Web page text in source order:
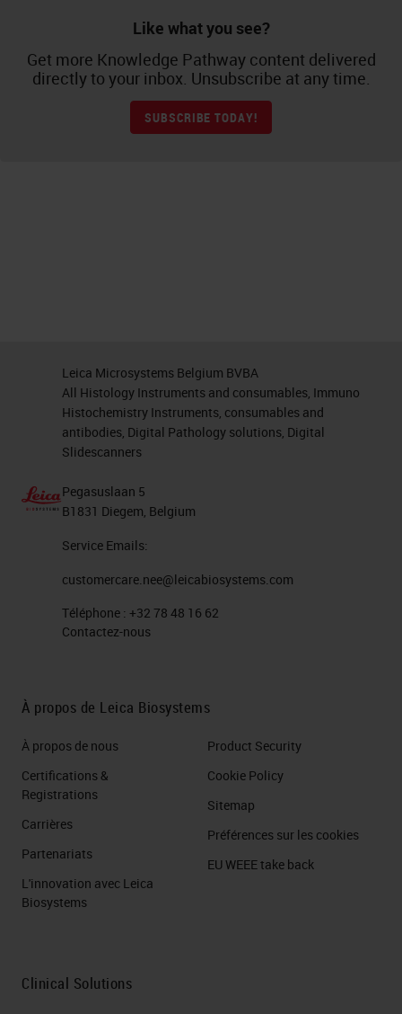
Like what you see?
Get more Knowledge Pathway content delivered
directly to your inbox. Unsubscribe at any time.
SUBSCRIBE TODAY!
Leica Microsystems Belgium BVBA
All Histology Instruments and consumables, Immuno
Histochemistry Instruments, consumables and
antibodies, Digital Pathology solutions, Digital
Slidescanners
Pegasuslaan 5
B1831 Diegem, Belgium
Service Emails:
customercare.nee@leicabiosystems.com
Téléphone : +32 78 48 16 62
Contactez-nous
À propos de Leica Biosystems
À propos de nous
Certifications &
Registrations
Carrières
Partenariats
L'innovation avec Leica
Biosystems
Product Security
Cookie Policy
Sitemap
Préférences sur les cookies
EU WEEE take back
Clinical Solutions